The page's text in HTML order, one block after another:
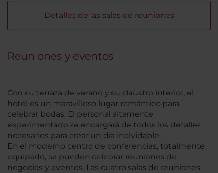
Detalles de las salas de reuniones
Reuniones y eventos
Con su terraza de verano y su claustro interior, el
hotel es un maravilloso lugar romántico para
celebrar bodas. El personal altamente
experimentado se encargará de todos los detalles
necesarios para crear un día inolvidable.
En el moderno centro de conferencias, totalmente
equipado, se pueden celebrar reuniones de
negocios y eventos. Las cuatro salas de reuniones